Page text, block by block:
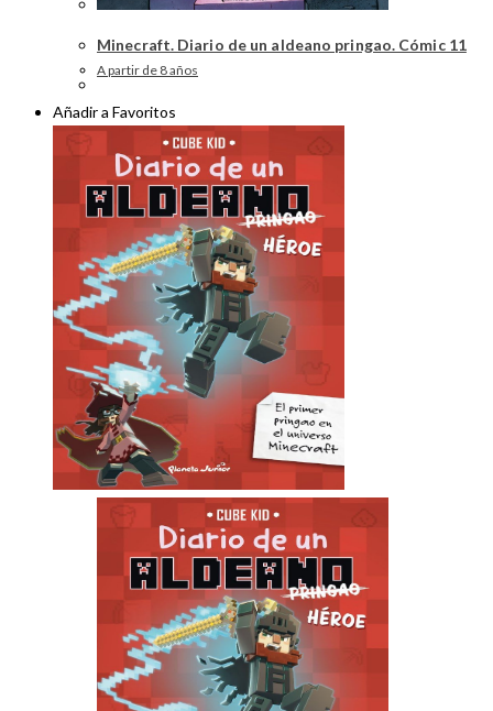
Minecraft. Diario de un aldeano pringao. Cómic 11
A partir de 8 años
Añadir a Favoritos